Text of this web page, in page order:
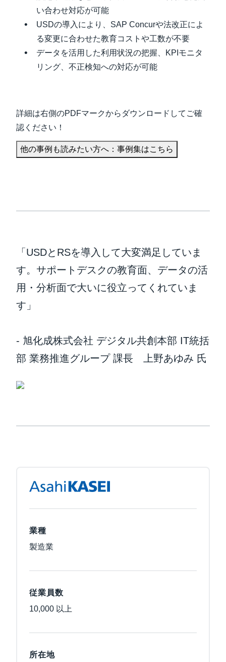
い合わせ対応が可能
USDの導入により、SAP Concurや法改正によ
る変更に合わせた教育コストや工数が不要
データを活用した利用状況の把握、KPIモニタ
リング、不正検知への対応が可能
詳細は右側のPDFマークからダウンロードしてご確
認ください！
他の事例も読みたい方へ：事例集はこちら
「USDとRSを導入して大変満足していま
す。サポートデスクの教育面、データの活
用・分析面で大いに役立ってくれていま
す」
- 旭化成株式会社 デジタル共創本部 IT統括
部 業務推進グループ 課長 上野あゆみ 氏
業種
製造業
従業員数
10,000 以上
所在地